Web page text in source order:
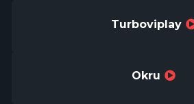
Turboviplay